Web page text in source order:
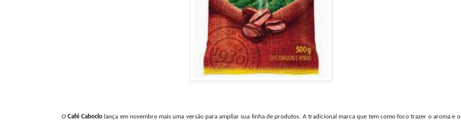
O Café Caboclo lança em novembro mais uma versão para ampliar sua linha de produtos. A tradicional marca que tem como foco trazer o aroma e o